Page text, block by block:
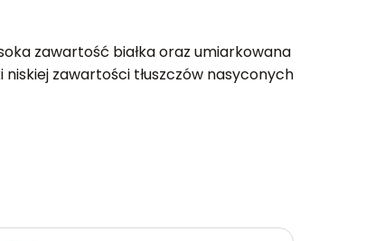
zawartość białka oraz umiarkowana
niskiej zawartości tłuszczów nasyconych